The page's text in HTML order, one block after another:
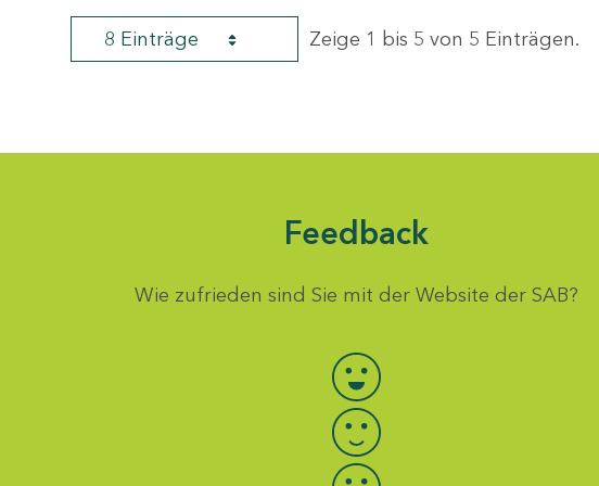
8 Einträge Zeige 1 bis 5 von 5 Einträgen.
Feedback
Wie zufrieden sind Sie mit der Website der SAB?
Bewertung auswählen